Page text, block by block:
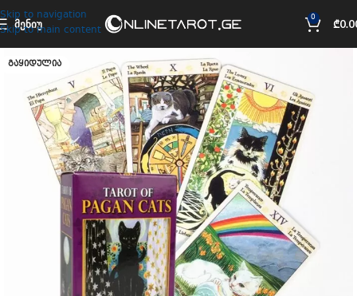
Skip to navigation
Skip to main content
ᲛᲔᲜᲘᲣ 0 ₾
ᲒᲐᲧᲘᲓᲣᲚᲘᲐ